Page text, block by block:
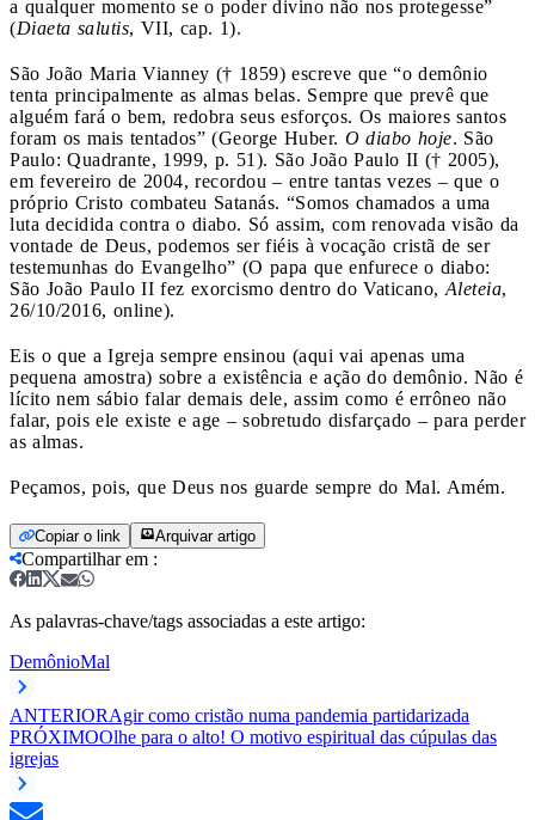
a qualquer momento se o poder divino não nos protegesse”
(Diaeta salutis, VII, cap. 1).
São João Maria Vianney († 1859) escreve que “o demônio
tenta principalmente as almas belas. Sempre que prevê que
alguém fará o bem, redobra seus esforços. Os maiores santos
foram os mais tentados” (George Huber. O diabo hoje. São
Paulo: Quadrante, 1999, p. 51). São João Paulo II († 2005),
em fevereiro de 2004, recordou – entre tantas vezes – que o
próprio Cristo combateu Satanás. “Somos chamados a uma
luta decidida contra o diabo. Só assim, com renovada visão da
vontade de Deus, podemos ser fiéis à vocação cristã de ser
testemunhas do Evangelho” (O papa que enfurece o diabo:
São João Paulo II fez exorcismo dentro do Vaticano, Aleteia,
26/10/2016, online).
Eis o que a Igreja sempre ensinou (aqui vai apenas uma
pequena amostra) sobre a existência e ação do demônio. Não é
lícito nem sábio falar demais dele, assim como é errôneo não
falar, pois ele existe e age – sobretudo disfarçado – para perder
as almas.
Peçamos, pois, que Deus nos guarde sempre do Mal. Amém.
Copiar o link Arquivar artigo
Compartilhar em :
As palavras-chave/tags associadas a este artigo:
DemônioMal
ANTERIORAgir como cristão numa pandemia partidarizada
PRÓXIMOOlhe para o alto! O motivo espiritual das cúpulas das
igrejas